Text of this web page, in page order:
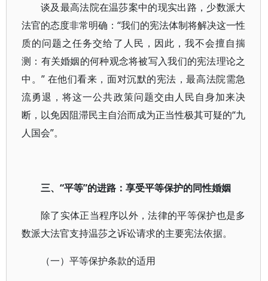
谈及最高法院在温莎案中的现实出路，少数派大
法官的态度非常明确：“我们的宪法体制将解决这一性
质的问题之任务交给了人民，因此，我不会擅自揣
测：有关婚姻的何种观念将被写入我们的宪法理论之
中。” 在他们看来，面对沉默的宪法，最高法院需急
流勇退，将这一公共政策问题交由人民自身加来决
断，以免因阻滞民主自治而成为正当性极其可疑的“九
人国会”。
三、“平等”的进路：享受平等保护的同性婚姻
除了实体正当程序以外，法律的平等保护也是多
数派大法官支持温莎之诉讼请求的主要宪法依据。
（一）平等保护条款的适用